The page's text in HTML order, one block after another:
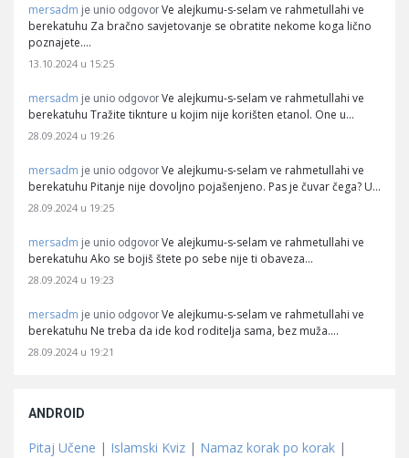
mersadm je unio odgovor Ve alejkumu-s-selam ve rahmetullahi ve
berekatuhu Za bračno savjetovanje se obratite nekome koga lično
poznajete.…
13.10.2024 u 15:25
mersadm je unio odgovor Ve alejkumu-s-selam ve rahmetullahi ve
berekatuhu Tražite tiknture u kojim nije korišten etanol. One u…
28.09.2024 u 19:26
mersadm je unio odgovor Ve alejkumu-s-selam ve rahmetullahi ve
berekatuhu Pitanje nije dovoljno pojašenjeno. Pas je čuvar čega? U…
28.09.2024 u 19:25
mersadm je unio odgovor Ve alejkumu-s-selam ve rahmetullahi ve
berekatuhu Ako se bojiš štete po sebe nije ti obaveza…
28.09.2024 u 19:23
mersadm je unio odgovor Ve alejkumu-s-selam ve rahmetullahi ve
berekatuhu Ne treba da ide kod roditelja sama, bez muža.…
28.09.2024 u 19:21
ANDROID
Pitaj Učene | Islamski Kviz | Namaz korak po korak |